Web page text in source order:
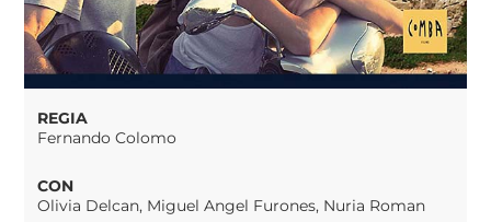
REGIA
Fernando Colomo
CON
Olivia Delcan, Miguel Angel Furones, Nuria Roman